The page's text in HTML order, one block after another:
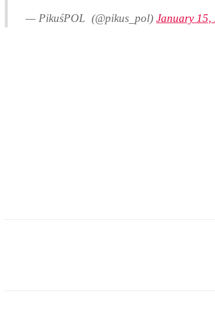
— PikuśPOL ‏ (@pikus_pol) January 15,